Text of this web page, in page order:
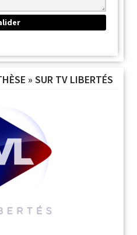
» SUR TV LIBERTÉS